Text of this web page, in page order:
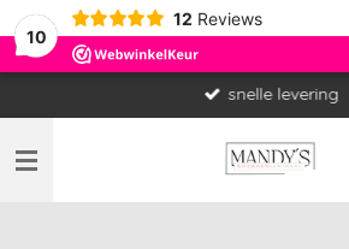
10
12 Reviews
snelle levering